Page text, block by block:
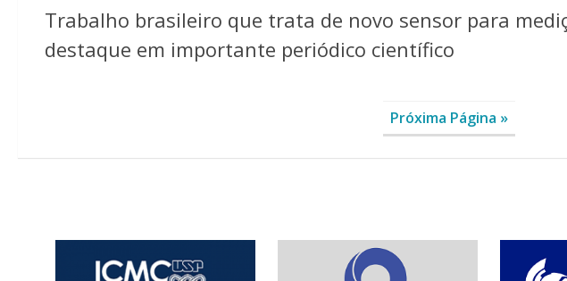
Trabalho brasileiro que trata de novo sensor para
destaque em importante periódico científico
Próxima Página »